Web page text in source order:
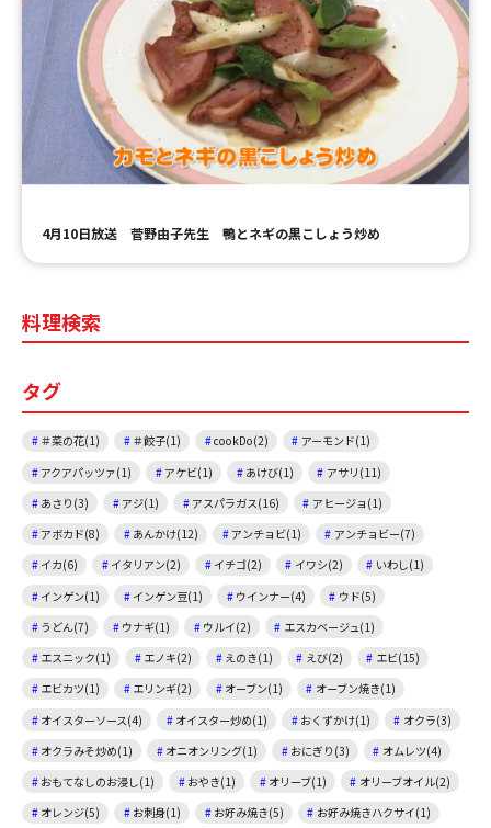
4月10日放送 菅野由子先生 鴨とネギの黒こしょう炒め
料理検索
タグ
＃菜の花(1) ＃餃子(1) cookDo(2)
アーモンド(1)
アクアパッツァ(1)
アケビ(1) あけび(1)
アサリ(11)
あさり(3)
アジ(1) アスパラガス(16)
アヒージョ(1)
アボカド(8)
あんかけ(12) アンチョビ(1)
アンチョビー(7)
イカ(6)
イタリアン(2) イチゴ(2) イワシ(2)
いわし(1)
インゲン(1)
インゲン豆(1) ウインナー(4)
ウド(5)
うどん(7)
ウナギ(1) ウルイ(2)
エスカベージュ(1)
エスニック(1)
エノキ(2) えのき(1) えび(2)
エビ(15)
エビカツ(1)
エリンギ(2) オーブン(1)
オーブン焼き(1)
オイスターソース(4)
オイスター炒め(1) おくずかけ(1)
オクラ(3)
オクラみそ炒め(1)
オニオンリング(1) おにぎり(3)
オムレツ(4)
おもてなしのお浸し(1)
おやき(1) オリーブ(1)
オリーブオイル(2)
オレンジ(5)
お刺身(1) お好み焼き(5)
お好み焼きハクサイ(1)